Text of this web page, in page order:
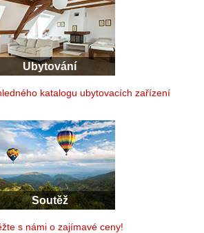
Ubytování
katalogu ubytovacích zařízení
Soutěž
s námi o zajímavé ceny!